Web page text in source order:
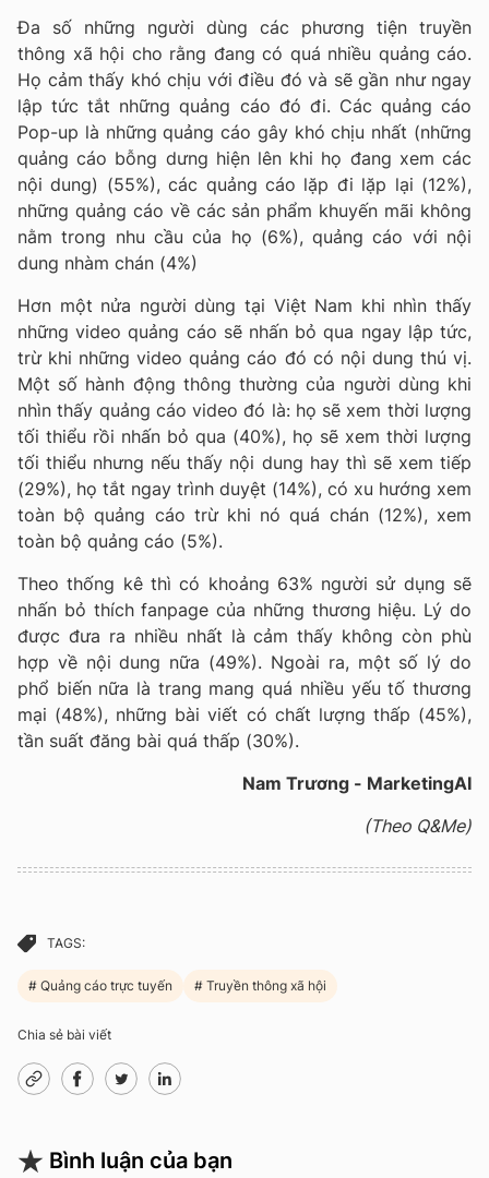
Đa số những người dùng các phương tiện truyền
thông xã hội cho rằng đang có quá nhiều quảng cáo.
Họ cảm thấy khó chịu với điều đó và sẽ gần như ngay
lập tức tắt những quảng cáo đó đi. Các quảng cáo
Pop-up là những quảng cáo gây khó chịu nhất (những
quảng cáo bỗng dưng hiện lên khi họ đang xem các
nội dung) (55%), các quảng cáo lặp đi lặp lại (12%),
những quảng cáo về các sản phẩm khuyến mãi không
nằm trong nhu cầu của họ (6%), quảng cáo với nội
dung nhàm chán (4%)
Hơn một nửa người dùng tại Việt Nam khi nhìn thấy
những video quảng cáo sẽ nhấn bỏ qua ngay lập tức,
trừ khi những video quảng cáo đó có nội dung thú vị.
Một số hành động thông thường của người dùng khi
nhìn thấy quảng cáo video đó là: họ sẽ xem thời lượng
tối thiểu rồi nhấn bỏ qua (40%), họ sẽ xem thời lượng
tối thiểu nhưng nếu thấy nội dung hay thì sẽ xem tiếp
(29%), họ tắt ngay trình duyệt (14%), có xu hướng xem
toàn bộ quảng cáo trừ khi nó quá chán (12%), xem
toàn bộ quảng cáo (5%).
Theo thống kê thì có khoảng 63% người sử dụng sẽ
nhấn bỏ thích fanpage của những thương hiệu. Lý do
được đưa ra nhiều nhất là cảm thấy không còn phù
hợp về nội dung nữa (49%). Ngoài ra, một số lý do
phổ biến nữa là trang mang quá nhiều yếu tố thương
mại (48%), những bài viết có chất lượng thấp (45%),
tần suất đăng bài quá thấp (30%).
Nam Trương - MarketingAI
(Theo Q&Me)
TAGS:
Quảng cáo trực tuyến Truyền thông xã hội
Chia sẻ bài viết
Bình luận của bạn